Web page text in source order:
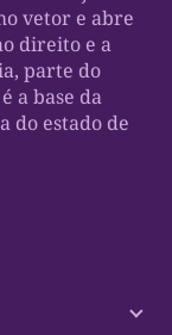
vetor e abre
direito e a
parte do
a base da
do estado de